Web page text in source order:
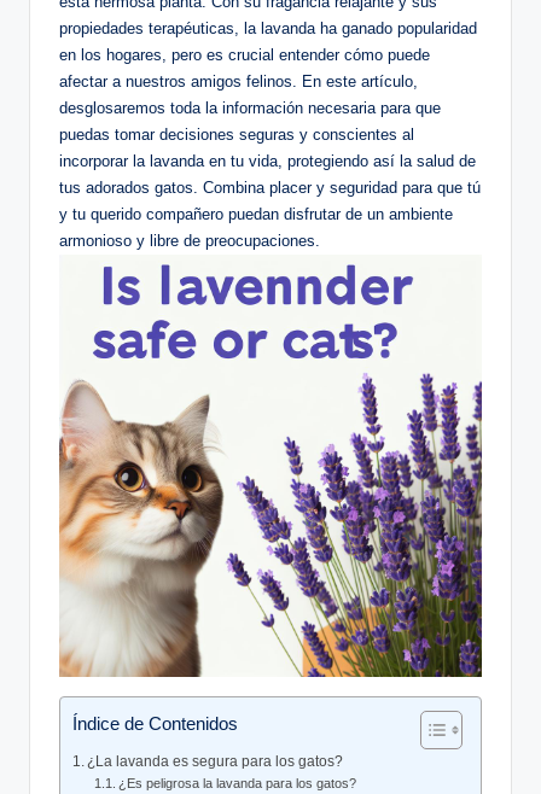
propiedades terapéuticas, la lavanda ha ganado popularidad
en los hogares, pero es crucial entender cómo puede
afectar a nuestros amigos felinos. En este artículo,
desglosaremos toda la información necesaria para que
puedas tomar decisiones seguras y conscientes al
incorporar la lavanda en tu vida, protegiendo así la salud de
tus adorados gatos. Combina placer y seguridad para que tú
y tu querido compañero puedan disfrutar de un ambiente
armonioso y libre de preocupaciones.
Índice de Contenidos
¿La lavanda es segura para los gatos?
¿Es peligrosa la lavanda para los gatos?